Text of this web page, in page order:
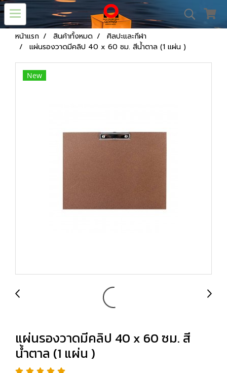
หน้าแรก สินค้าทั้งหมด
ศิลปะและกีฬา
แผ่นรองวาดมีคลิป 40 x 60 ซม. สีน้ำตาล (1 แผ่น )
New
แผ่นรองวาดมีคลิป 40 x 60 ซม. สี
น้ำตาล (1 แผ่น )